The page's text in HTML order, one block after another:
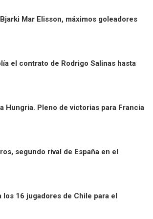
Mar Elisson, máximos goleadores
el contrato de Rodrigo Salinas hasta
Hungria. Pleno de victorias para Francia
segundo rival de España en el
los 16 jugadores de Chile para el